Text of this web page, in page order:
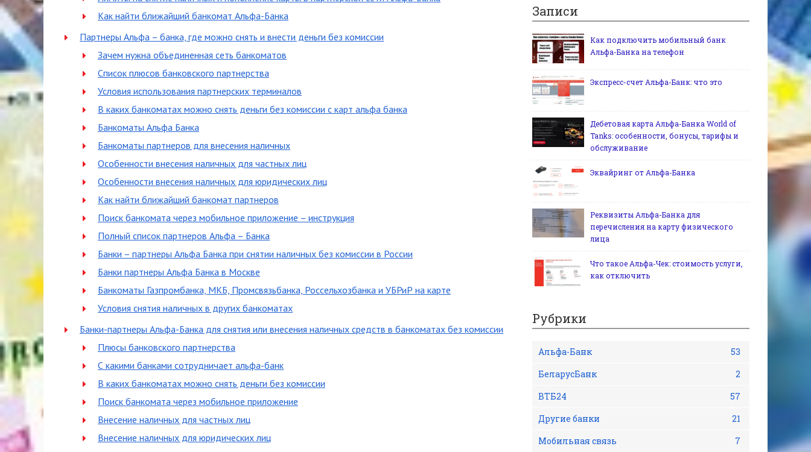
Как найти ближайший банкомат Альфа-Банка
Партнеры Альфа – банка, где можно снять и внести деньги без комиссии
Зачем нужна объединенная сеть банкоматов
Список плюсов банковского партнерства
Условия использования партнерских терминалов
В каких банкоматах можно снять деньги без комиссии с карт альфа банка
Банкоматы Альфа Банка
Банкоматы партнеров для внесения наличных
Особенности внесения наличных для частных лиц
Особенности внесения наличных для юридических лиц
Как найти ближайший банкомат партнеров
Поиск банкомата через мобильное приложение – инструкция
Полный список партнеров Альфа – Банка
Банки – партнеры Альфа Банка при снятии наличных без комиссии в России
Банки партнеры Альфа Банка в Москве
Банкоматы Газпромбанка, МКБ, Промсвязьбанка, Россельхозбанка и УБРиР на карте
Условия снятия наличных в других банкоматах
Банки-партнеры Альфа-Банка для снятия или внесения наличных средств в банкоматах без комиссии
Плюсы банковского партнерства
С какими банками сотрудничает альфа-банк
В каких банкоматах можно снять деньги без комиссии
Поиск банкомата через мобильное приложение
Внесение наличных для частных лиц
Внесение наличных для юридических лиц
Записи
Как подключить мобильный банк
Альфа-Банка на телефон
Экспресс-счет Альфа-Банк: что это
Дебетовая карта Альфа-Банка World of
Tanks: особенности, бонусы, тарифы и
обслуживание
Эквайринг от Альфа-Банка
Реквизиты Альфа-Банка для
перечисления на карту физического
лица
Что такое Альфа-Чек: стоимость услуги,
как отключить
Рубрики
Альфа-Банк
53
БеларусБанк
2
ВТБ24
57
Другие банки
21
Мобильная связь
7